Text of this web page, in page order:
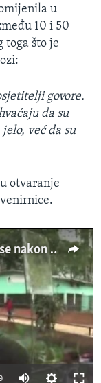
u
10 i 50
toga što je
govore.
da su
već da su
otvaranje
Zoološki vrt u Abidjanu oporavlja se nakon godina krize